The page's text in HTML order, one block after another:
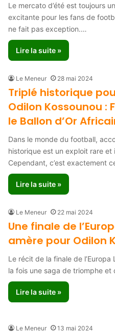
Le mercato d’été est toujours
excitante pour les fans de
ne fait pas exception.…
Lire la suite »
Le Meneur 28 mai 2024
Triplé historique
Odilon Kossounou :
le Ballon d’Or
Dans le monde du football,
historique est un exploit rare et
Cependant, c’est exactement
Lire la suite »
Le Meneur 22 mai 2024
Une finale de
amère pour Odilon
Le récit de la finale de
la fois une saga de triomphe
Lire la suite »
Le Meneur 13 mai 2024